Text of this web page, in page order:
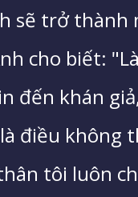
sẽ trở thành
cho biết:
đến khán
điều không
tôi luôn